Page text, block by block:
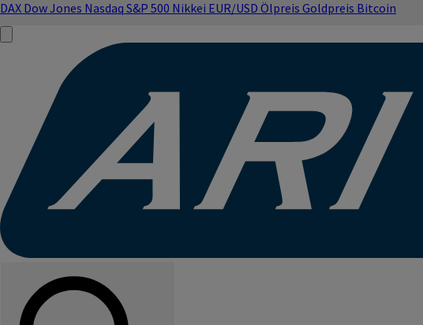
DAX Dow Jones Nasdaq S&P 500 Nikkei EUR/USD Ölpreis Goldpreis Bitcoin